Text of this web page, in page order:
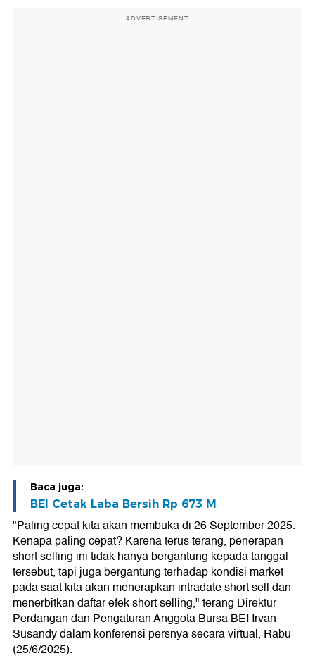
ADVERTISEMENT
Baca juga:
BEI Cetak Laba Bersih Rp 673 M
"Paling cepat kita akan membuka di 26 September 2025.
Kenapa paling cepat? Karena terus terang, penerapan
short selling ini tidak hanya bergantung kepada tanggal
tersebut, tapi juga bergantung terhadap kondisi market
pada saat kita akan menerapkan intradate short sell dan
menerbitkan daftar efek short selling," terang Direktur
Perdangan dan Pengaturan Anggota Bursa BEI Irvan
Susandy dalam konferensi persnya secara virtual, Rabu
(25/6/2025).